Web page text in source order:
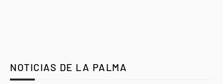
NOTICIAS DE LA PALMA